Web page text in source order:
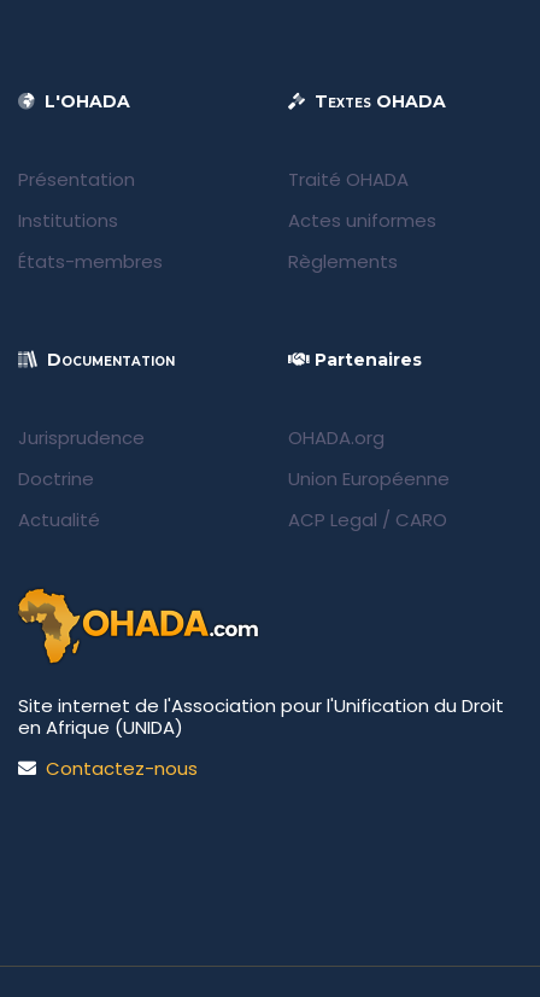
L'OHADA
Présentation
Institutions
États-membres
Textes OHADA
Traité OHADA
Actes uniformes
Règlements
Documentation
Jurisprudence
Doctrine
Actualité
Partenaires
OHADA.org
Union Européenne
ACP Legal / CARO
Site internet de l'Association pour l'Unification du Droit
en Afrique (UNIDA)
Contactez-nous